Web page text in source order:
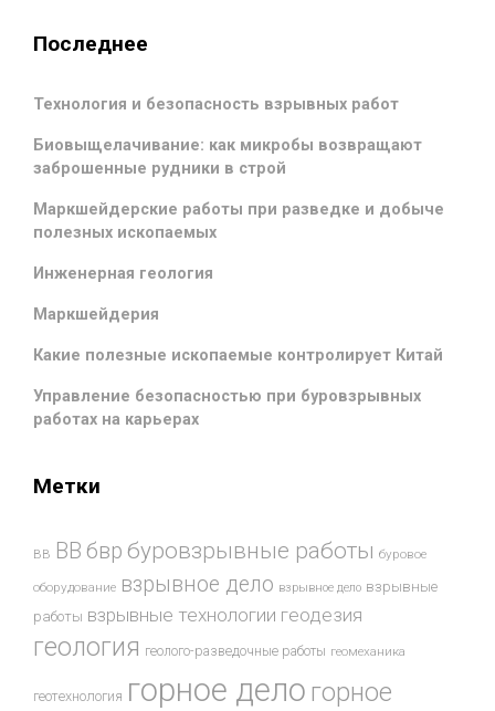
Последнее
Технология и безопасность взрывных работ
Биовыщелачивание: как микробы возвращают
заброшенные рудники в строй
Маркшейдерские работы при разведке и добыче
полезных ископаемых
Инженерная геология
Маркшейдерия
Какие полезные ископаемые контролирует Китай
Управление безопасностью при буровзрывных
работах на карьерах
Метки
ВВ ВВ бвр буровзрывные работы буровое
оборудование взрывное дело взрывное дело взрывные
работы взрывные технологии геодезия
геология геолого-разведочные работы геомеханика
геотехнология горное дело горное